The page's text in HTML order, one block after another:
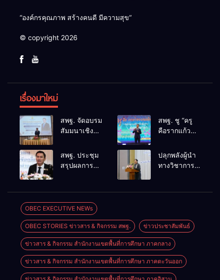
“องค์กรคุณภาพ สร้างคนดี มีความสุข”
© copyright 2026
เรื่องมาใหม่
สพฐ. จัดอบรม
สัมมนาเชิง
การดำเนิน
การทางวินัย
อย่างร้ายแรง
อบรมผู้จะเป็น
กรรมการ
สอบสวน
(ตามหลักสูตร
ก.ค.ศ.)
สพฐ. ชู “ครู
คือรากแก้ว
ขับเคลื่อนการ
ศึกษาชาติ
ชุมชน สร้างผู้
สพฐ. ประชุม
สรุปผลการ
โครงการ
โรงเรียน
คุณภาพ
ประจำตำบล
เตรียมต่อยอด
สู่การขับ
เคลื่อน
คุณภาพการ
ปลุกพลังผู้นำ
ทางวิชาการ
ศึกษาสู่
อนาคต
OBEC EXECUTIVE NEWs
OBEC STORIES ข่าวสาร & กิจกรรม สพฐ. ข่าวประชาสัมพันธ์
ข่าวสาร & กิจกรรม สำนักงานเขตพื้นที่การศึกษา ภาคกลาง
ข่าวสาร & กิจกรรม สำนักงานเขตพื้นที่การศึกษา ภาคตะวันออก